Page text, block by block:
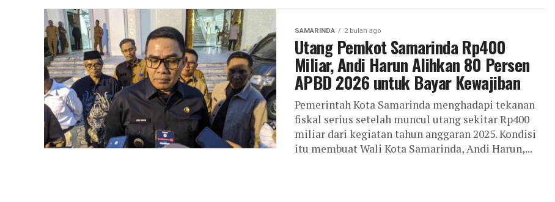
SAMARINDA 2 bulan ago
Utang Pemkot Samarinda Rp400
Miliar, Andi Harun Alihkan 80 Persen
APBD 2026 untuk Bayar Kewajiban
Pemerintah Kota Samarinda menghadapi tekanan
fiskal serius setelah muncul utang sekitar Rp400
miliar dari kegiatan tahun anggaran 2025. Kondisi
itu membuat Wali Kota Samarinda, Andi Harun,...